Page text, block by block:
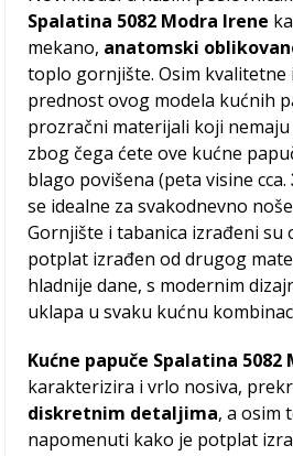
Spalatina 5082 Modra Irene
mekano, anatomski
toplo gornjište. Osim kvalitetne
prednost ovog modela kućnih
prozračni materijali koji
zbog čega ćete ove kućne
blago povišena (peta visine cca.
se idealne za svakodnevno
Gornjište i tabanica izrađeni su
potplat izrađen od drugog
hladnije dane, s modernim
uklapa u svaku kućnu
Kućne papuče Spalatina 5082
karakterizira i vrlo nosiva,
diskretnim detaljima, a osim
napomenuti kako je potplat